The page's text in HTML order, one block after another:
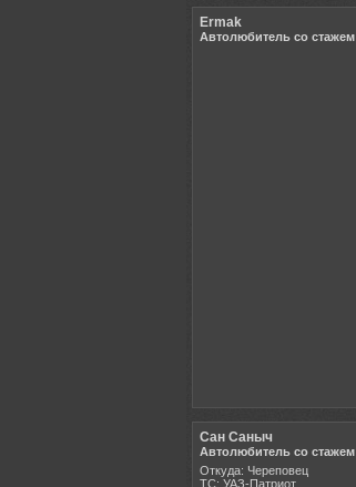
Ermak
Автолюбитель со стажем
Сан Саныч
Автолюбитель со стажем
Откуда: Череповец
ТС: УАЗ-Патриот